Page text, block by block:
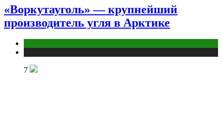
«Воркутауголь» — крупнейший
производитель угля в Арктике
7